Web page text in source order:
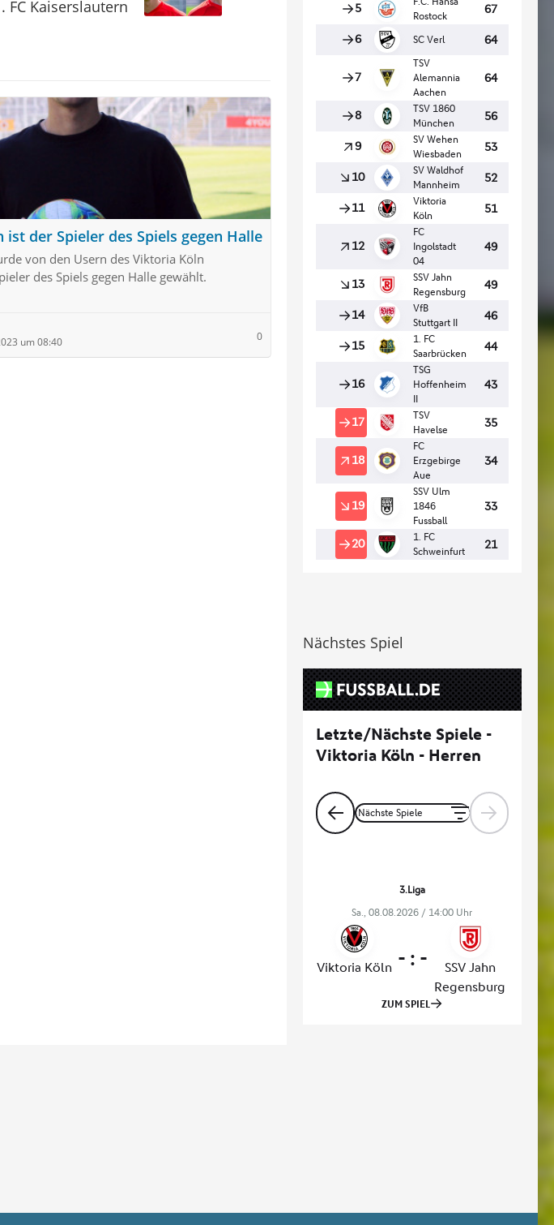
FC Kaiserslautern
ist der Spieler des Spiels gegen Halle
von den Usern des Viktoria Köln
des Spiels gegen Halle gewählt.
um 08:40
0
Nächstes Spiel